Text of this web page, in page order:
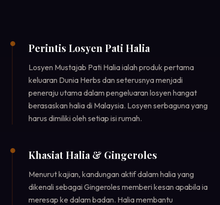
Perintis Losyen Pati Halia
Losyen Mustajab Pati Halia ialah produk pertama
keluaran Dunia Herbs dan seterusnya menjadi
peneraju utama dalam pengeluaran losyen hangat
berasaskan halia di Malaysia. Losyen serbaguna yang
harus dimiliki oleh setiap isi rumah.
Khasiat Halia & Gingeroles
Menurut kajian, kandungan aktif dalam halia yang
dikenali sebagai Gingeroles memberi kesan apabila ia
meresap ke dalam badan. Halia membantu